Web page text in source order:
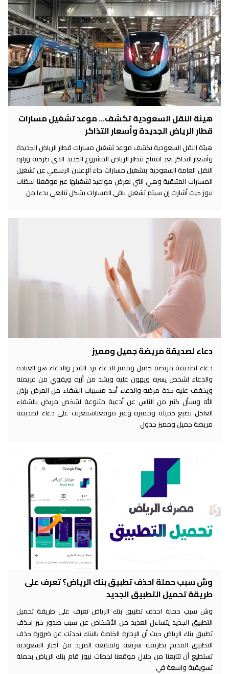
هيئة النقل السعودية تكشف... موعد تشغيل مسارات
قطار الرياض الجديدة وأسعار التذاكر
هيئة النقل السعودية تكشف موعد تشغيل مسارات قطار الرياض الجديدة
وأسعار التذاكر بعد افتتاح قطار الرياض المشروع الجديد الذي طرحته وزارة
النقل العامة السعودية بتشغيل مسارات جاء الإعلان الرسمي عن تشغيل
المسارات المتبقية وهي التي نعرض مواعيد تشغيلها عبر موقعنا لحظات
نيوز حيث أشارت إن سيتم تشغيل باقي المسارات بشكل تتابعي بدءا من
دعاء لصديقة مريضة جميل ومميز
دعاء لصديقة مريضة جميل ومميز الدعاء يرد القدر والدعاء هو العبادة
والدعاء لشخص يسره ويهون عليه ويشد من أزره ويقوي من عزيمته
ويخفف عليه حدة مرضه والدعاء أحد مسببات الشفاء من المرض بإذن
الله ويسأل كثير من الناس عن أدعية متنوعة لشخص مريض بالشفاء
العاجل بصيغ جميلة ومميزة وعبر موقعناسنتعرف على دعاء لصديقة
مريضة جميل ومميز جدول
وش سبب حملة احذف تطبيق بنك الرياض؟ تعرف على
طريقة تحميل التطبيق الجديد
وش سبب حملة احذف تطبيق بنك الرياض تعرف على طريقة تحميل
التطبيق الجديد يتساءل العديد من الأشخاص عن سبب صدور خبر احذف
تطبيق بنك الرياض حيث أن الإدارة الخاصة بالبنك تحدثت عن ضرورة حذف
التطبيق القديم بطريقة سريعة ولمتابعة المزيد من أخبار السعودية
تستطيع أن تتابعنا من خلال موقعنا لحظات نيوز قام بنك الرياض بحملة
تسويقية واسعة في